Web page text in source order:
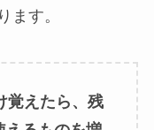
ます。
覚えたら、残